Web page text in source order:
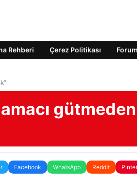
Rehberi Çerez Politikası Forum
Facebook WhatsApp Reddit